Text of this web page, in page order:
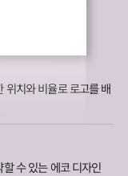
위치와 비율로 로고를 배
수 있는 에코 디자인